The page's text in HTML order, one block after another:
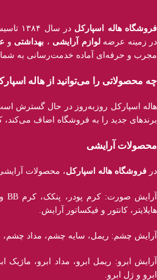
فروشگاه هاله اسپارکل
در
در زمینه عرضهلوازم آرایشی ، بهداشتی و
مجرب و حرفه‌ای آماده خدمت‌رسانی به شما
چه محصولاتی را می‌توانید از هاله
هاله اسپارکل روزبه‌روز در حال گسترش
برند‌های جدید را به فروشگاه اضاف
محصولات آرایشی
در فروشگاه هاله اسپارکل، محصولات
هایلایتر، کانتور و فیکساتور آرایش.
آرایش چشم: ریمل، سایه چشم، مداد چشم،
آرایش ابرو: ریمل ابرو، مداد ابرو، ماژیک
ابرو و ژل ابرو.